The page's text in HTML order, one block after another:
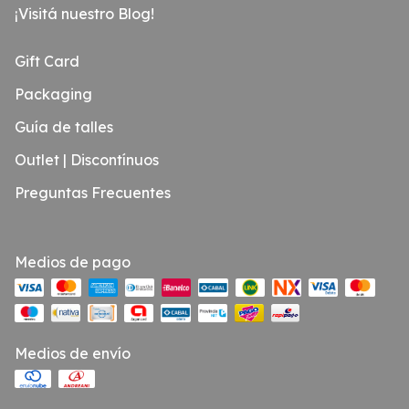
¡Visitá nuestro Blog!
Gift Card
Packaging
Guía de talles
Outlet | Discontínuos
Preguntas Frecuentes
Medios de pago
Medios de envío